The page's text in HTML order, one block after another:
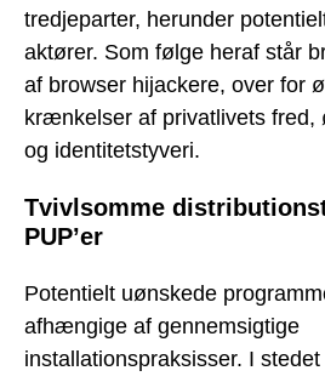
tredjeparter, herunder
aktører. Som følge heraf står
af browser hijackere, over for
krænkelser af privatlivets fred,
og identitetstyveri.
Tvivlsomme
PUP’er
Potentielt uønskede
afhængige af gennemsigtige
installationspraksisser. I